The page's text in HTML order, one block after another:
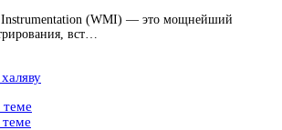
Instrumentation (WMI) — это мощнейший
вст…
теме